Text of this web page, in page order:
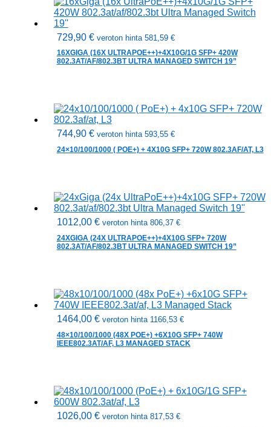
729,90 € veroton hinta 581,59 €
16XGIGA (16X ULTRAPOE++)+4X10G/1G SFP+ 420W
802.3AT/AF/802.3BT ULTRA MANAGED SWITCH 19”
744,90 € veroton hinta 593,55 €
24×10/100/1000 ( POE+) + 4X10G SFP+ 720W 802.3AF/AT, L3
1012,00 € veroton hinta 806,37 €
24XGIGA (24X ULTRAPOE++)+4X10G SFP+ 720W
802.3AT/AF/802.3BT ULTRA MANAGED SWITCH 19”
1464,00 € veroton hinta 1166,53 €
48×10/100/1000 (48X POE+) +6X10G SFP+ 740W
IEEE802.3AT/AF, L3 MANAGED STACK
1026,00 € veroton hinta 817,53 €